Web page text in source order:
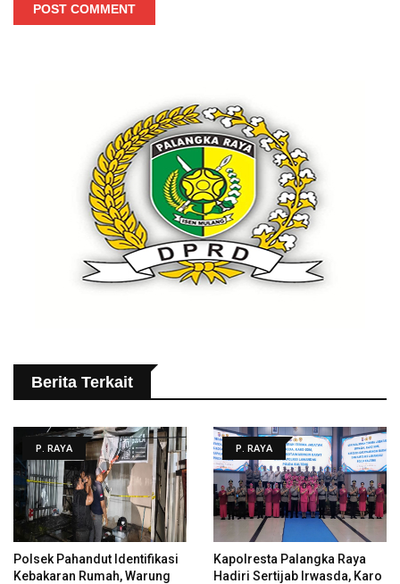
POST COMMENT
Berita Terkait
P. RAYA
Polsek Pahandut Identifikasi
Kebakaran Rumah, Warung
P. RAYA
Kapolresta Palangka Raya
Hadiri Sertijab Irwasda, Karo